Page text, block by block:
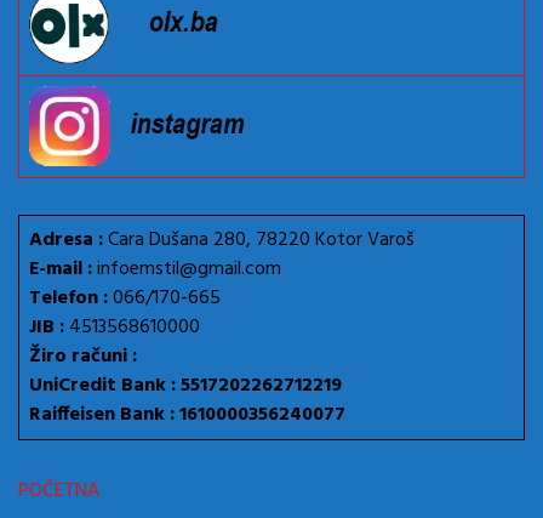
Adresa :Cara Dušana 280, 78220 Kotor Varoš
E-mail :infoemstil@gmail.com
Telefon :066/170-665
JIB :4513568610000
Žiro računi :
UniCredit Bank : 5517202262712219
Raiffeisen Bank : 1610000356240077
POČETNA